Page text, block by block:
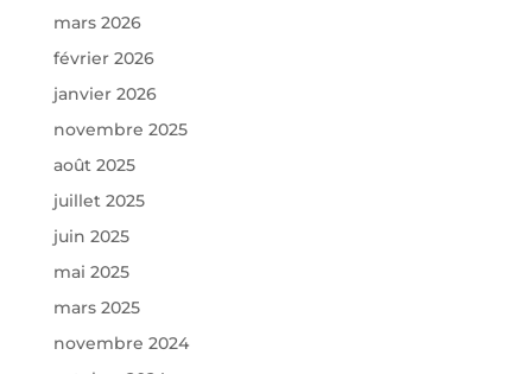
mars 2026
février 2026
janvier 2026
novembre 2025
août 2025
juillet 2025
juin 2025
mai 2025
mars 2025
novembre 2024